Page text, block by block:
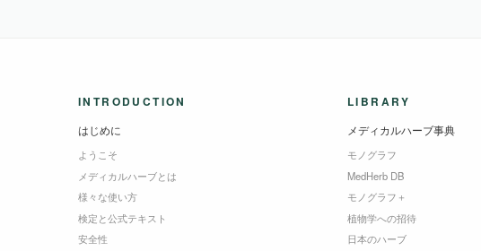
INTRODUCTION
はじめに
ようこそ
メディカルハーブとは
様々な使い方
検定と公式テキスト
安全性
LIBRARY
メディカルハーブ事典
モノグラフ
MedHerb DB
モノグラフ＋
植物学への招待
日本のハーブ